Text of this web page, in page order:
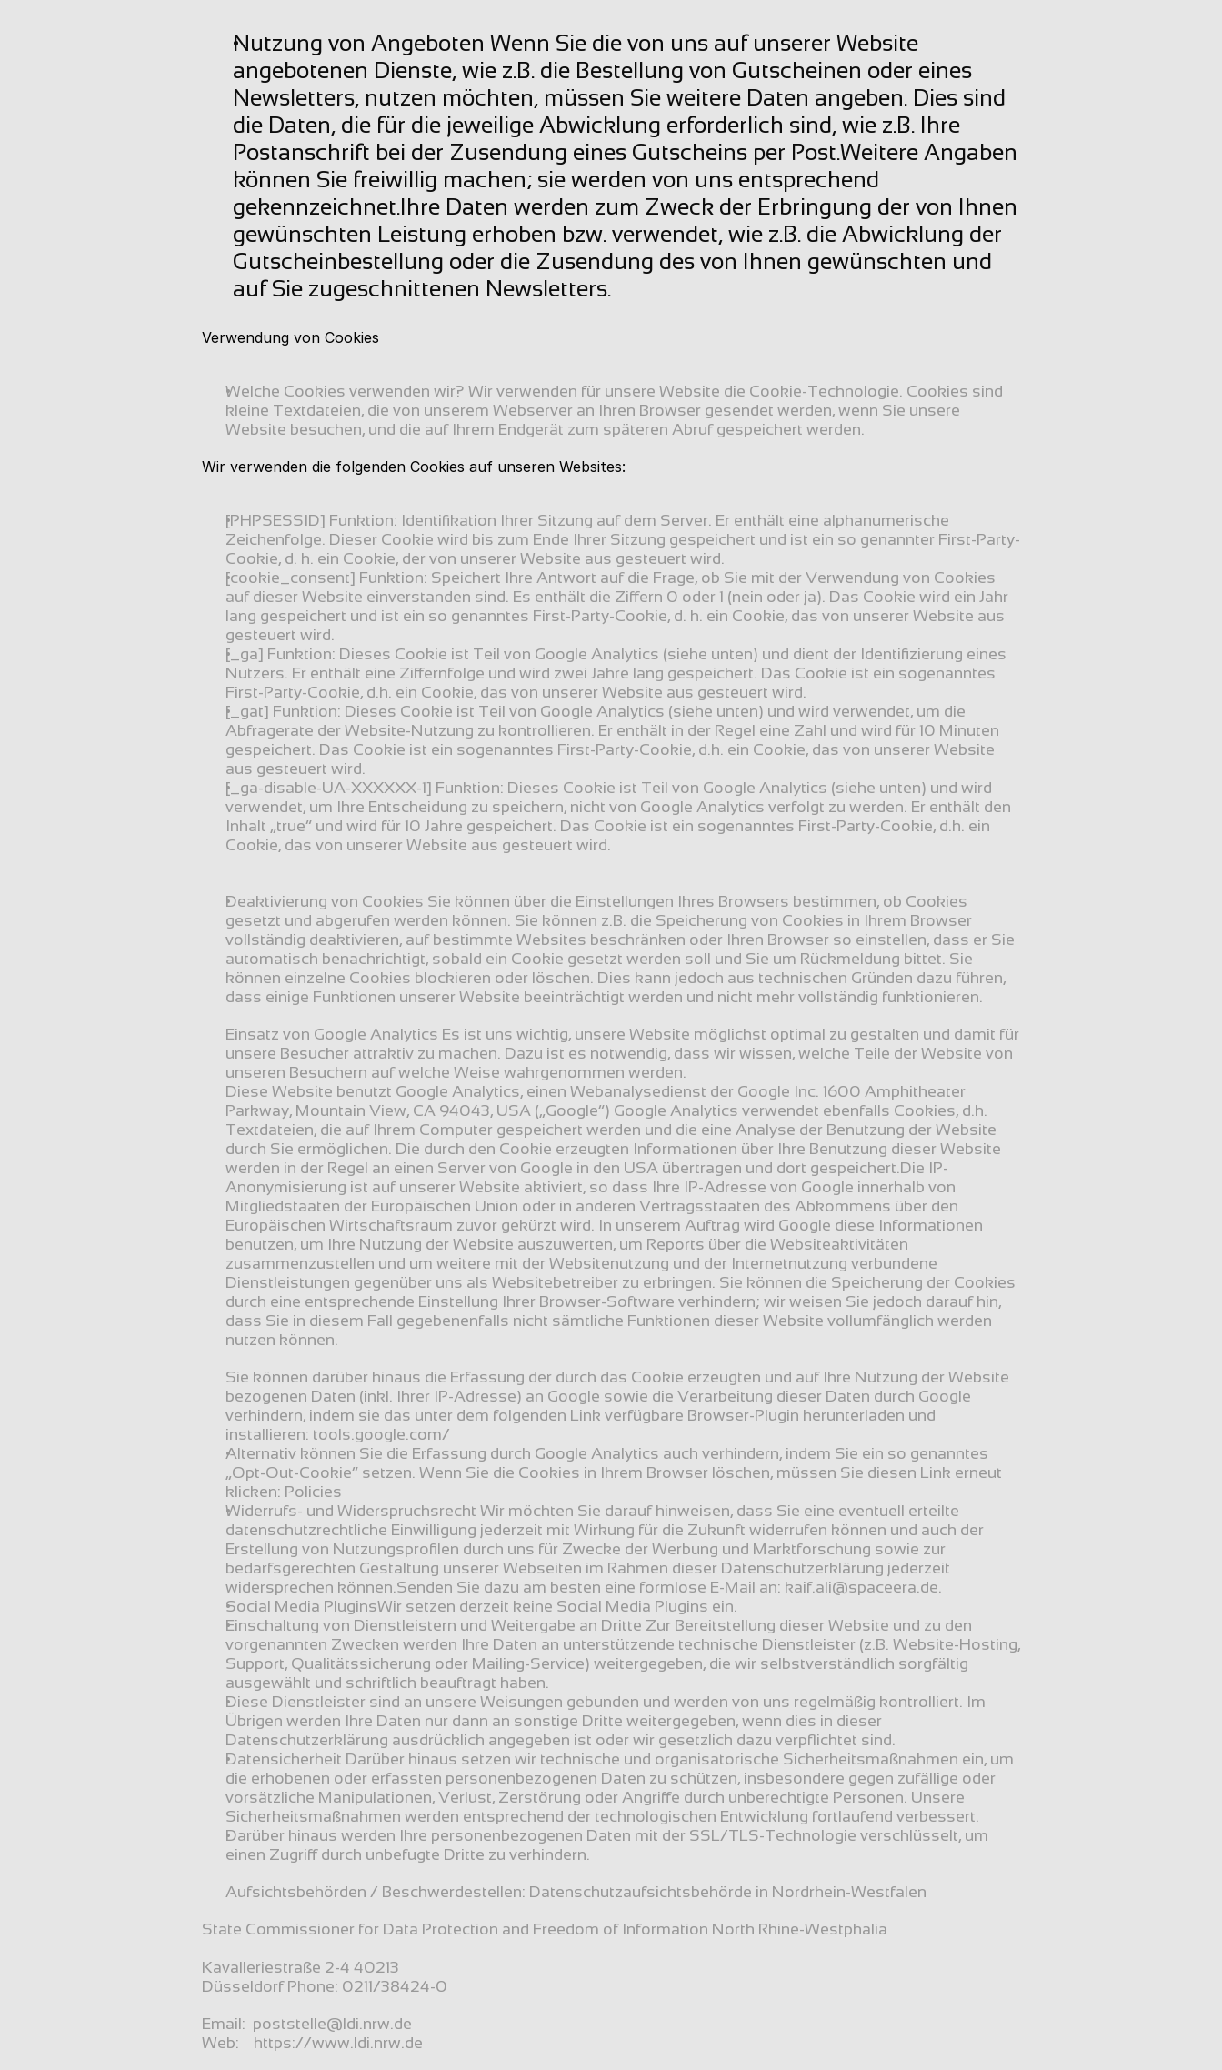
Nutzung von Angeboten Wenn Sie die von uns auf unserer Website
angebotenen Dienste, wie z.B. die Bestellung von Gutscheinen oder eines
Newsletters, nutzen möchten, müssen Sie weitere Daten angeben. Dies sind
die Daten, die für die jeweilige Abwicklung erforderlich sind, wie z.B. Ihre
Postanschrift bei der Zusendung eines Gutscheins per Post.Weitere Angaben
können Sie freiwillig machen; sie werden von uns entsprechend
gekennzeichnet.Ihre Daten werden zum Zweck der Erbringung der von Ihnen
gewünschten Leistung erhoben bzw. verwendet, wie z.B. die Abwicklung der
Gutscheinbestellung oder die Zusendung des von Ihnen gewünschten und
auf Sie zugeschnittenen Newsletters.
Verwendung von Cookies
Welche Cookies verwenden wir? Wir verwenden für unsere Website die Cookie-Technologie. Cookies sind
kleine Textdateien, die von unserem Webserver an Ihren Browser gesendet werden, wenn Sie unsere
Website besuchen, und die auf Ihrem Endgerät zum späteren Abruf gespeichert werden.
Wir verwenden die folgenden Cookies auf unseren Websites:
[PHPSESSID] Funktion: Identifikation Ihrer Sitzung auf dem Server. Er enthält eine alphanumerische
Zeichenfolge. Dieser Cookie wird bis zum Ende Ihrer Sitzung gespeichert und ist ein so genannter First-Party-
Cookie, d. h. ein Cookie, der von unserer Website aus gesteuert wird.
[cookie_consent] Funktion: Speichert Ihre Antwort auf die Frage, ob Sie mit der Verwendung von Cookies
auf dieser Website einverstanden sind. Es enthält die Ziffern 0 oder 1 (nein oder ja). Das Cookie wird ein Jahr
lang gespeichert und ist ein so genanntes First-Party-Cookie, d. h. ein Cookie, das von unserer Website aus
gesteuert wird.
[_ga] Funktion: Dieses Cookie ist Teil von Google Analytics (siehe unten) und dient der Identifizierung eines
Nutzers. Er enthält eine Ziffernfolge und wird zwei Jahre lang gespeichert. Das Cookie ist ein sogenanntes
First-Party-Cookie, d.h. ein Cookie, das von unserer Website aus gesteuert wird.
[_gat] Funktion: Dieses Cookie ist Teil von Google Analytics (siehe unten) und wird verwendet, um die
Abfragerate der Website-Nutzung zu kontrollieren. Er enthält in der Regel eine Zahl und wird für 10 Minuten
gespeichert. Das Cookie ist ein sogenanntes First-Party-Cookie, d.h. ein Cookie, das von unserer Website
aus gesteuert wird.
[_ga-disable-UA-XXXXXX-1] Funktion: Dieses Cookie ist Teil von Google Analytics (siehe unten) und wird
verwendet, um Ihre Entscheidung zu speichern, nicht von Google Analytics verfolgt zu werden. Er enthält den
Inhalt „true“ und wird für 10 Jahre gespeichert. Das Cookie ist ein sogenanntes First-Party-Cookie, d.h. ein
Cookie, das von unserer Website aus gesteuert wird.
Deaktivierung von Cookies Sie können über die Einstellungen Ihres Browsers bestimmen, ob Cookies
gesetzt und abgerufen werden können. Sie können z.B. die Speicherung von Cookies in Ihrem Browser
vollständig deaktivieren, auf bestimmte Websites beschränken oder Ihren Browser so einstellen, dass er Sie
automatisch benachrichtigt, sobald ein Cookie gesetzt werden soll und Sie um Rückmeldung bittet. Sie
können einzelne Cookies blockieren oder löschen. Dies kann jedoch aus technischen Gründen dazu führen,
dass einige Funktionen unserer Website beeinträchtigt werden und nicht mehr vollständig funktionieren.
Einsatz von Google Analytics Es ist uns wichtig, unsere Website möglichst optimal zu gestalten und damit für
unsere Besucher attraktiv zu machen. Dazu ist es notwendig, dass wir wissen, welche Teile der Website von
unseren Besuchern auf welche Weise wahrgenommen werden.
Diese Website benutzt Google Analytics, einen Webanalysedienst der Google Inc. 1600 Amphitheater
Parkway, Mountain View, CA 94043, USA („Google“) Google Analytics verwendet ebenfalls Cookies, d.h.
Textdateien, die auf Ihrem Computer gespeichert werden und die eine Analyse der Benutzung der Website
durch Sie ermöglichen. Die durch den Cookie erzeugten Informationen über Ihre Benutzung dieser Website
werden in der Regel an einen Server von Google in den USA übertragen und dort gespeichert.Die IP-
Anonymisierung ist auf unserer Website aktiviert, so dass Ihre IP-Adresse von Google innerhalb von
Mitgliedstaaten der Europäischen Union oder in anderen Vertragsstaaten des Abkommens über den
Europäischen Wirtschaftsraum zuvor gekürzt wird. In unserem Auftrag wird Google diese Informationen
benutzen, um Ihre Nutzung der Website auszuwerten, um Reports über die Websiteaktivitäten
zusammenzustellen und um weitere mit der Websitenutzung und der Internetnutzung verbundene
Dienstleistungen gegenüber uns als Websitebetreiber zu erbringen. Sie können die Speicherung der Cookies
durch eine entsprechende Einstellung Ihrer Browser-Software verhindern; wir weisen Sie jedoch darauf hin,
dass Sie in diesem Fall gegebenenfalls nicht sämtliche Funktionen dieser Website vollumfänglich werden
nutzen können.
Sie können darüber hinaus die Erfassung der durch das Cookie erzeugten und auf Ihre Nutzung der Website
bezogenen Daten (inkl. Ihrer IP-Adresse) an Google sowie die Verarbeitung dieser Daten durch Google
verhindern, indem sie das unter dem folgenden Link verfügbare Browser-Plugin herunterladen und
installieren: tools.google.com/
Alternativ können Sie die Erfassung durch Google Analytics auch verhindern, indem Sie ein so genanntes
„Opt-Out-Cookie“ setzen. Wenn Sie die Cookies in Ihrem Browser löschen, müssen Sie diesen Link erneut
klicken: Policies
Widerrufs- und Widerspruchsrecht Wir möchten Sie darauf hinweisen, dass Sie eine eventuell erteilte
datenschutzrechtliche Einwilligung jederzeit mit Wirkung für die Zukunft widerrufen können und auch der
Erstellung von Nutzungsprofilen durch uns für Zwecke der Werbung und Marktforschung sowie zur
bedarfsgerechten Gestaltung unserer Webseiten im Rahmen dieser Datenschutzerklärung jederzeit
widersprechen können.Senden Sie dazu am besten eine formlose E-Mail an: kaif.ali@spaceera.de.
Social Media PluginsWir setzen derzeit keine Social Media Plugins ein.
Einschaltung von Dienstleistern und Weitergabe an Dritte Zur Bereitstellung dieser Website und zu den
vorgenannten Zwecken werden Ihre Daten an unterstützende technische Dienstleister (z.B. Website-Hosting,
Support, Qualitätssicherung oder Mailing-Service) weitergegeben, die wir selbstverständlich sorgfältig
ausgewählt und schriftlich beauftragt haben.
Diese Dienstleister sind an unsere Weisungen gebunden und werden von uns regelmäßig kontrolliert. Im
Übrigen werden Ihre Daten nur dann an sonstige Dritte weitergegeben, wenn dies in dieser
Datenschutzerklärung ausdrücklich angegeben ist oder wir gesetzlich dazu verpflichtet sind.
Datensicherheit Darüber hinaus setzen wir technische und organisatorische Sicherheitsmaßnahmen ein, um
die erhobenen oder erfassten personenbezogenen Daten zu schützen, insbesondere gegen zufällige oder
vorsätzliche Manipulationen, Verlust, Zerstörung oder Angriffe durch unberechtigte Personen. Unsere
Sicherheitsmaßnahmen werden entsprechend der technologischen Entwicklung fortlaufend verbessert.
Darüber hinaus werden Ihre personenbezogenen Daten mit der SSL/TLS-Technologie verschlüsselt, um
einen Zugriff durch unbefugte Dritte zu verhindern.
Aufsichtsbehörden / Beschwerdestellen: Datenschutzaufsichtsbehörde in Nordrhein-Westfalen
State Commissioner for Data Protection and Freedom of Information North Rhine-Westphalia
Kavalleriestraße 2-4 40213
Düsseldorf Phone: 0211/38424-0
Email:  poststelle@ldi.nrw.de
Web:    https://www.ldi.nrw.de